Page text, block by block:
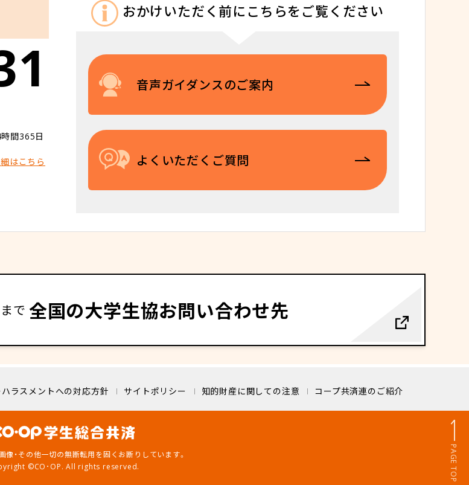
間365日
はこちら
おかけいただく前にこちらをご覧ください
音声ガイダンスのご案内
よくいただくご質問
で 全国の大学生協お問い合わせ先
ラスメントへの対応方針 サイトポリシー 知的財産に関しての注意 コープ共済連のご紹介
像・その他一切の無断転用を固くお断りしています。
©CO･OP. All rights reserved.
PAGE TOP